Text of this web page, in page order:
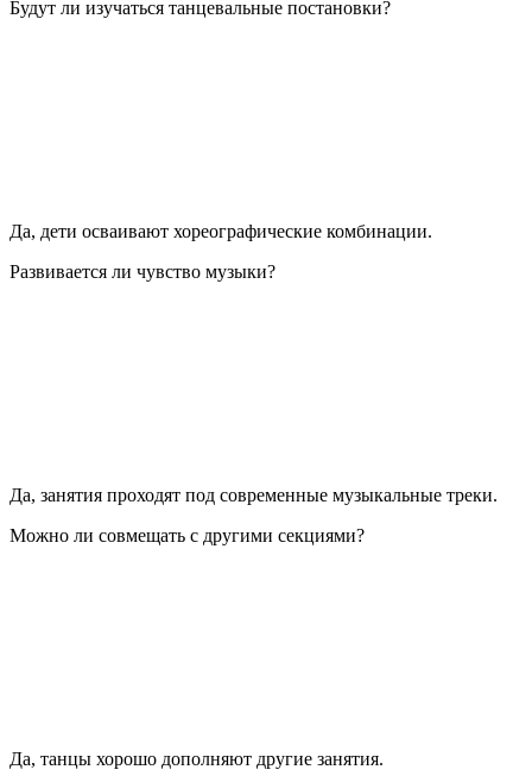
Будут ли изучаться танцевальные постановки?
Да, дети осваивают хореографические комбинации.
Развивается ли чувство музыки?
Да, занятия проходят под современные музыкальные треки.
Можно ли совмещать с другими секциями?
Да, танцы хорошо дополняют другие занятия.